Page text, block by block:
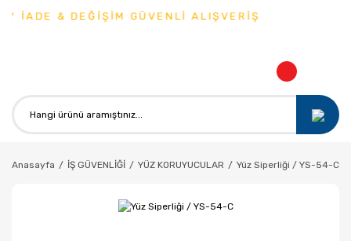
İADE & DEĞİŞİM GÜVENLİ ALIŞVERİŞ
Anasayfa İŞ GÜVENLİĞİ YÜZ KORUYUCULAR Yüz Siperliği / YS-54-C